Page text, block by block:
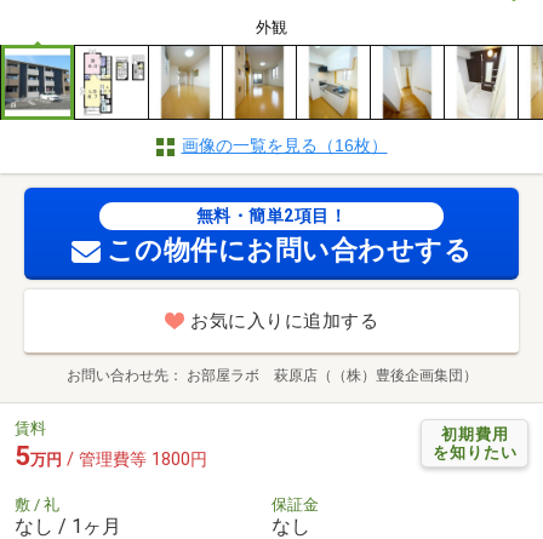
外観
画像の一覧を見る（16枚）
無料・簡単2項目！
この物件にお問い合わせする
お気に入りに追加する
お問い合わせ先 お部屋ラボ 萩原店（（株）豊後企画集団）
初期費用
を知りたい
賃料
5万円 / 管理費等 1800円
敷 / 礼
なし / 1ヶ月
保証金
なし